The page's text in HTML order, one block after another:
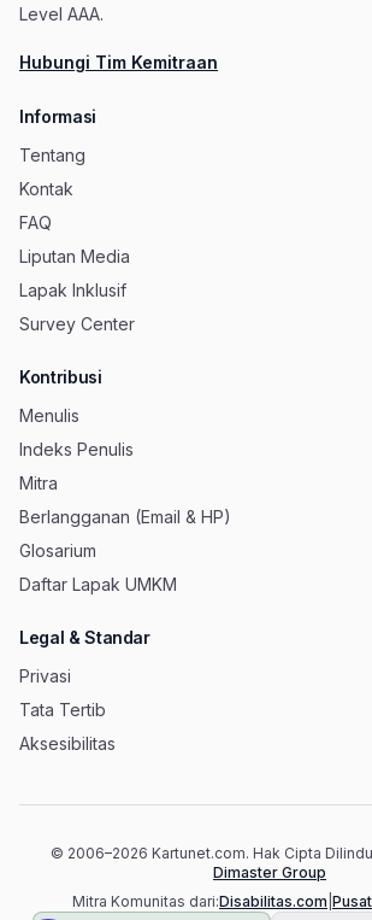
Level AAA.
Hubungi Tim Kemitraan
Informasi
Tentang
Kontak
FAQ
Liputan Media
Lapak Inklusif
Survey Center
Kontribusi
Menulis
Indeks Penulis
Mitra
Berlangganan (Email & HP)
Glosarium
Daftar Lapak UMKM
Legal & Standar
Privasi
Tata Tertib
Aksesibilitas
© 2006–2026 Kartunet.com. Hak Cipta
Dimaster Group
Mitra Komunitas dari:Disabilitas.com